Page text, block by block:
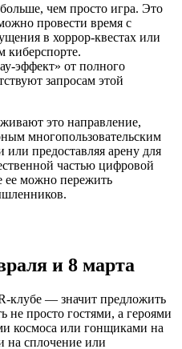
чем просто игра. Это
провести время с
в хоррор-квестах или
киберспорте.
эффект» от полного
запросам этой
это направление,
многопользовательским
или предоставляя арену для
частью цифровой
ее можно пережить
и 8 марта
клубе — значит предложить
не просто гостями, а героями
космоса или гонщиками на
на сплочение или